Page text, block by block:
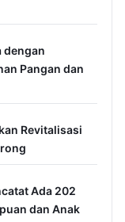
dengan
Pangan dan
Revitalisasi
Ada 202
dan Anak